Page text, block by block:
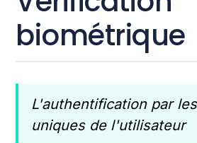
biométrique
L'authentification par
uniques de l'utilisateur